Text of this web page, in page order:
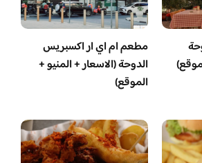
مطعم ام اي ار اكسبريس
الدوحة (الاسعار + المنيو +
الموقع)